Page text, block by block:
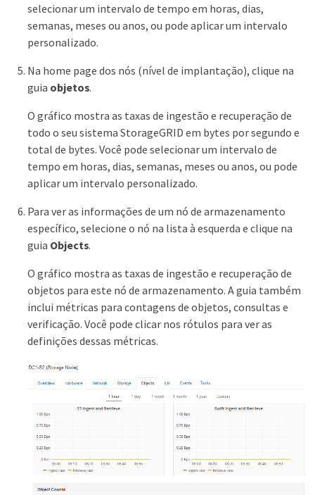
selecionar um intervalo de tempo em horas, dias,
semanas, meses ou anos, ou pode aplicar um intervalo
personalizado.
Na home page dos nós (nível de implantação), clique na
guia objetos.
O gráfico mostra as taxas de ingestão e recuperação de
todo o seu sistema StorageGRID em bytes por segundo e
total de bytes. Você pode selecionar um intervalo de
tempo em horas, dias, semanas, meses ou anos, ou pode
aplicar um intervalo personalizado.
Para ver as informações de um nó de armazenamento
específico, selecione o nó na lista à esquerda e clique na
guia Objects.
O gráfico mostra as taxas de ingestão e recuperação de
objetos para este nó de armazenamento. A guia também
inclui métricas para contagens de objetos, consultas e
verificação. Você pode clicar nos rótulos para ver as
definições dessas métricas.